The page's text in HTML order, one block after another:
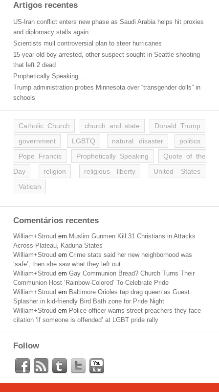
Artigos recentes
US-Iran conflict enters new phase as Saudi Arabia helps hit proxies
and diplomacy stalls again
Scientists mull controversial plan to steer hurricanes
15-year-old boy arrested, other suspect sought in Seattle shooting
that left 2 dead
Prophetically Speaking…
Trump administration probes Minnesota over “transgender dolls” in
schools
Catholic Church church and state
Donald Trump
government
LGBTQ natural disaster
politics
Pope Francis
Prophetically Speaking
Quote of the
Day
religion religious liberty
United States
Vatican
Comentários recentes
William+Stroud em Muslim Gunmen Kill 31 Christians in Attacks
Across Plateau, Kaduna States
William+Stroud em Crime stats said her new neighborhood was
‘safe’; then she saw what they left out
William+Stroud em Gay Communion Bread? Church Turns Their
Communion Host ‘Rainbow-Colored’ To Celebrate Pride
William+Stroud em Baltimore Orioles tap drag queen as Guest
Splasher in kid-friendly Bird Bath zone for Pride Night
William+Stroud em Police officer warns street preachers they face
citation ‘if someone is offended’ at LGBT pride rally
Follow